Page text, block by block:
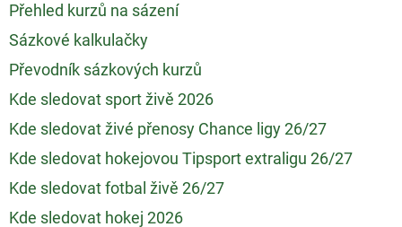
Přehled kurzů na sázení
Sázkové kalkulačky
Převodník sázkových kurzů
Kde sledovat sport živě 2026
Kde sledovat živé přenosy Chance ligy 26/27
Kde sledovat hokejovou Tipsport extraligu 26/27
Kde sledovat fotbal živě 26/27
Kde sledovat hokej 2026